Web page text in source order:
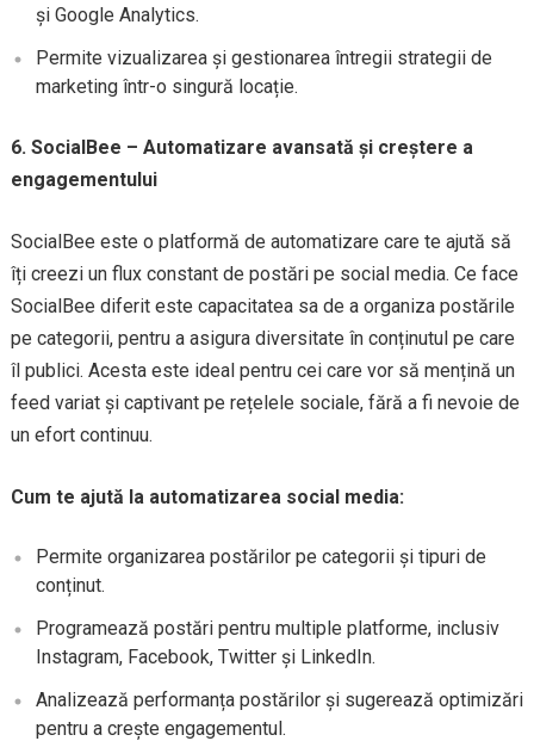
și Google Analytics.
Permite vizualizarea și gestionarea întregii strategii de
marketing într-o singură locație.
6. SocialBee – Automatizare avansată și creștere a
engagementului
SocialBee este o platformă de automatizare care te ajută să
îți creezi un flux constant de postări pe social media. Ce face
SocialBee diferit este capacitatea sa de a organiza postările
pe categorii, pentru a asigura diversitate în conținutul pe care
îl publici. Acesta este ideal pentru cei care vor să mențină un
feed variat și captivant pe rețelele sociale, fără a fi nevoie de
un efort continuu.
Cum te ajută la automatizarea social media:
Permite organizarea postărilor pe categorii și tipuri de
conținut.
Programează postări pentru multiple platforme, inclusiv
Instagram, Facebook, Twitter și LinkedIn.
Analizează performanța postărilor și sugerează optimizări
pentru a crește engagementul.